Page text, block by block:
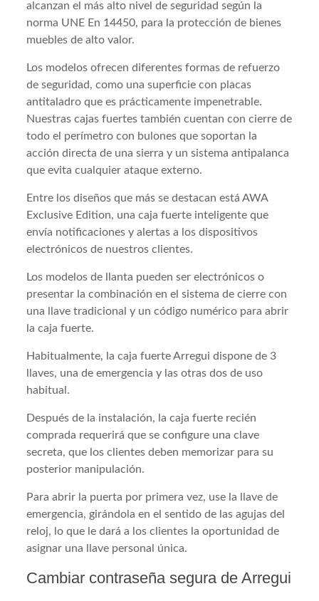
alcanzan el más alto nivel de seguridad según la
norma UNE En 14450, para la protección de bienes
muebles de alto valor.
Los modelos ofrecen diferentes formas de refuerzo
de seguridad, como una superficie con placas
antitaladro que es prácticamente impenetrable.
Nuestras cajas fuertes también cuentan con cierre de
todo el perímetro con bulones que soportan la
acción directa de una sierra y un sistema antipalanca
que evita cualquier ataque externo.
Entre los diseños que más se destacan está AWA
Exclusive Edition, una caja fuerte inteligente que
envía notificaciones y alertas a los dispositivos
electrónicos de nuestros clientes.
Los modelos de llanta pueden ser electrónicos o
presentar la combinación en el sistema de cierre con
una llave tradicional y un código numérico para abrir
la caja fuerte.
Habitualmente, la caja fuerte Arregui dispone de 3
llaves, una de emergencia y las otras dos de uso
habitual.
Después de la instalación, la caja fuerte recién
comprada requerirá que se configure una clave
secreta, que los clientes deben memorizar para su
posterior manipulación.
Para abrir la puerta por primera vez, use la llave de
emergencia, girándola en el sentido de las agujas del
reloj, lo que le dará a los clientes la oportunidad de
asignar una llave personal única.
Cambiar contraseña segura de Arregui